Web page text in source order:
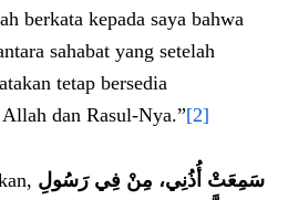
berkata kepada saya bahwa
sahabat yang setelah
tetap bersedia
dan Rasul-Nya.”[2]
سَمِعَتْ أُذُنِي، مِنْ فِي رَسُولِ